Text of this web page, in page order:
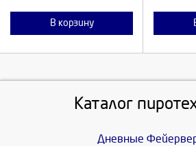
В корзину
Каталог
Дневные